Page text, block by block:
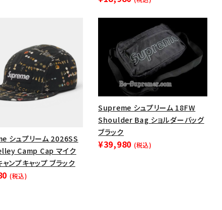
コラボレーションブランドから探す
円
人気ワード
2026SS 2025AW
2025SS
Tシャツ・ロングスリーブ
パーカー・クルーネック
シュプリーム 2026SS
Camp Cap マイク
ンプキャップ ブラック
(税込)
Supreme シュプリーム 18FW
Shoulder Bag ショルダーバッグ
ブラック
¥39,980 (税込)